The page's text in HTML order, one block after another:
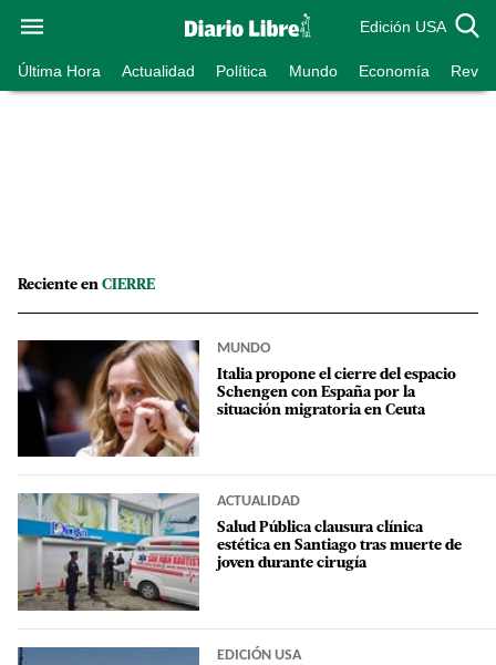
Edición USA
Última Hora Actualidad Política Mundo Economía
Reciente en CIERRE
MUNDO
Italia propone el cierre del espacio
Schengen con España por la
situación migratoria en Ceuta
ACTUALIDAD
Salud Pública clausura clínica
estética en Santiago tras muerte de
joven durante cirugía
EDICIÓN USA